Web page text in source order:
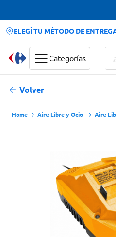
ELEGÍ TU MÉTODO DE
Categorías
Volver
Aire Libre y Ocio Aire
Términos más